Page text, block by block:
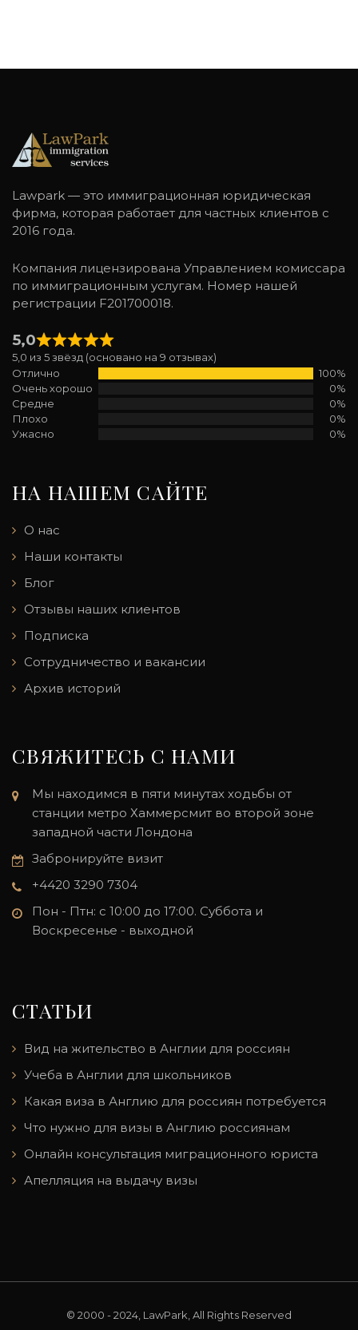
Lawpark — это иммиграционная юридическая
фирма, которая работает для частных клиентов с
2016 года.
Компания лицензирована Управлением комиссара
по иммиграционным услугам. Номер нашей
регистрации F201700018.
5,0
5,0 из 5 звёзд (основано на 9 отзывах)
Отлично
100%
Очень хорошо
0%
Средне
0%
Плохо
0%
Ужасно
0%
НА НАШЕМ САЙТЕ
О нас
Наши контакты
Блог
Отзывы наших клиентов
Подписка
Сотрудничество и вакансии
Архив историй
СВЯЖИТЕСЬ С НАМИ
Мы находимся в пяти минутах ходьбы от
станции метро Хаммерсмит во второй зоне
западной части Лондона
Забронируйте визит
+4420 3290 7304
Пон - Птн: с 10:00 до 17:00. Суббота и
Воскресенье - выходной
СТАТЬИ
Вид на жительство в Англии для россиян
Учеба в Англии для школьников
Какая виза в Англию для россиян потребуется
Что нужно для визы в Англию россиянам
Онлайн консультация миграционного юриста
Апелляция на выдачу визы
© 2000 - 2024, LawPark, All Rights Reserved